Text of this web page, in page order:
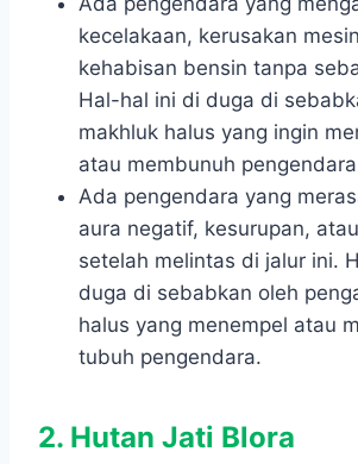
kecelakaan, kerusakan
kehabisan bensin tanpa
Hal-hal ini di duga di
makhluk halus yang ingin
atau membunuh
Ada pengendara yang
aura negatif, kesurupan,
setelah melintas di jalur ini.
duga di sebabkan oleh
halus yang menempel atau
tubuh pengendara.
2. Hutan Jati Blora